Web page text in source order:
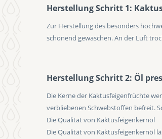
Herstellung Schritt 1:
Zur Herstellung des besonders
schonend gewaschen. An der Luft
Herstellung Schritt 2: Öl
Die Kerne der Kaktusfeigenfrüchte
verbliebenen Schwebstoffen befreit.
Die Qualität von Kaktusfeigenkernöl
Die Qualität von Kaktusfeigenkernöl